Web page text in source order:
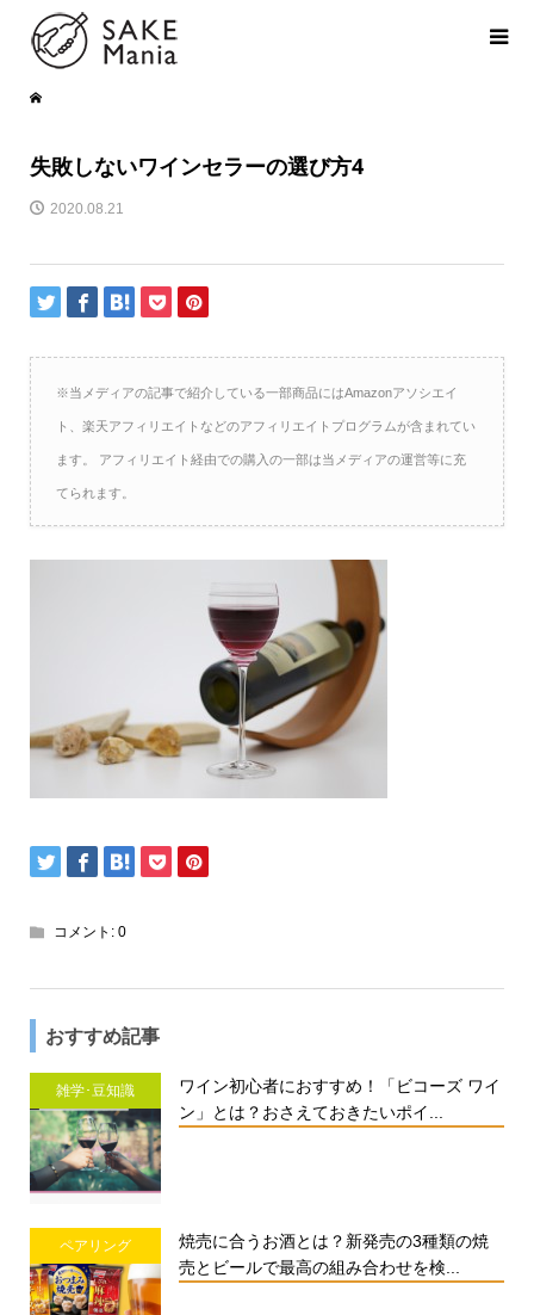
失敗しないワインセラーの選び方4
2020.08.21
※当メディアの記事で紹介している一部商品にはAmazonアソシエイ
ト、楽天アフィリエイトなどのアフィリエイトプログラムが含まれてい
ます。 アフィリエイト経由での購入の一部は当メディアの運営等に充
てられます。
コメント: 0
おすすめ記事
雑学･豆知識
ワイン初心者におすすめ！「ビコーズ ワイ
ン」とは？おさえておきたいポイ...
ペアリング
焼売に合うお酒とは？新発売の3種類の焼
売とビールで最高の組み合わせを検...